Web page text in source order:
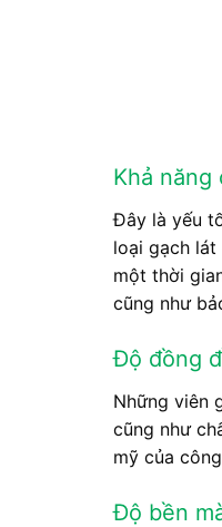
Khả năng
Đây là yếu
loại gạch
một thời
cũng như
Độ đồng
Những viên
cũng như
mỹ của
Độ bền